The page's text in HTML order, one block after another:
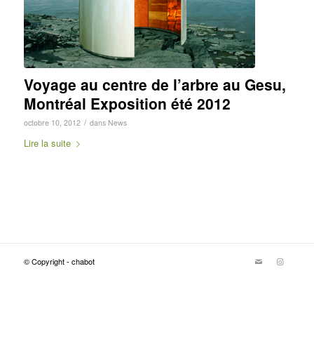
Voyage au centre de l’arbre au Gesu,
Montréal Exposition été 2012
octobre 10, 2012 / dans News
Lire la suite
© Copyright - chabot